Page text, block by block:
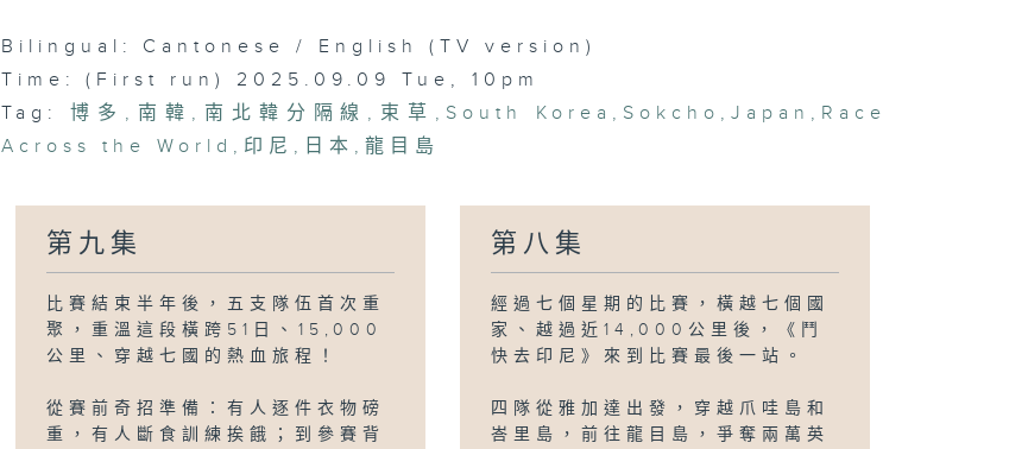
Bilingual: Cantonese / English (TV version)
Time: (First run) 2025.09.09 Tue, 10pm
Tag:
博多 , 南韓 , 南北韓分隔線 , 束草 , South Korea , Sokcho , Japan , Race
Across the World , 印尼 , 日本 ,龍目島
第九集
比賽結束半年後，五支隊伍首次重
聚，重溫這段橫跨51日、15,000
公里、穿越七國的熱血旅程！
從賽前奇招準備：有人逐件衣物磅
重，有人斷食訓練挨餓；到參賽背
第八集
經過七個星期的比賽，橫越七個國
家、越過近14,000公里後，《鬥
快去印尼》來到比賽最後一站。
四隊從雅加達出發，穿越爪哇島和
峇里島，前往龍目島，爭奪兩萬英